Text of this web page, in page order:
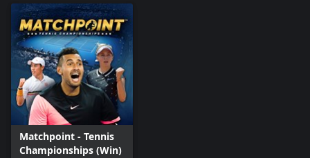
Matchpoint - Tennis
Championships (Win)